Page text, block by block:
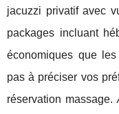
jacuzzi privatif avec
packages incluant
économiques que
pas à préciser vos
réservation massage.